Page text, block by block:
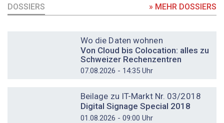
DOSSIERS » MEHR DOSSIERS
Wo die Daten wohnen
Von Cloud bis Colocation: alles zu
Schweizer Rechenzentren
07.08.2026 - 14:35 Uhr
Beilage zu IT-Markt Nr. 03/2018
Digital Signage Special 2018
01.08.2026 - 09:00 Uhr